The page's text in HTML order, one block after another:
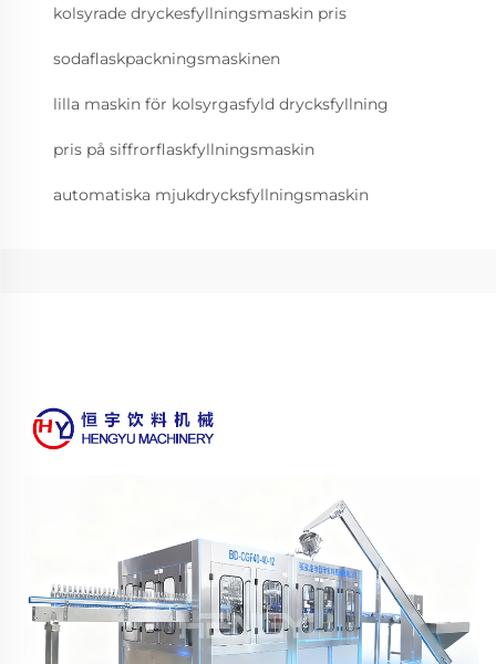
kolsyrade dryckesfyllningsmaskin pris
sodaflaskpackningsmaskinen
lilla maskin för kolsyrgasfyld drycksfyllning
pris på siffrorflaskfyllningsmaskin
automatiska mjukdrycksfyllningsmaskin